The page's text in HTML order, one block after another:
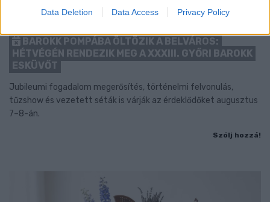
Data Deletion Data Access Privacy Policy
BAROKK POMPÁBA ÖLTÖZIK A BELVÁROS:
HÉTVÉGÉN RENDEZIK MEG A XXXIII. GYŐRI BAROKK
ESKÜVŐT
Jubileumi fogadalom megerősítés, történelmi felvonulás,
tűzshow és vezetett séták is várják az érdeklődőket augusztus
7–8-án.
Szólj hozzá!